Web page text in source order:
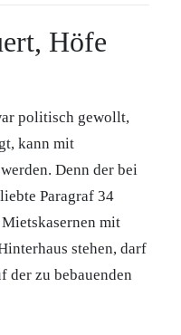
Höfe
politisch gewollt,
kann mit
Denn der bei
Paragraf 34
mit
stehen, darf
der zu bebauenden